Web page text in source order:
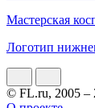
Мастерская
Логотип
© FL.ru, 2005 –